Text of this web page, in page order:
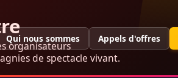
organisateurs
de spectacle vivant.
Qui nous sommes Appels d'offres